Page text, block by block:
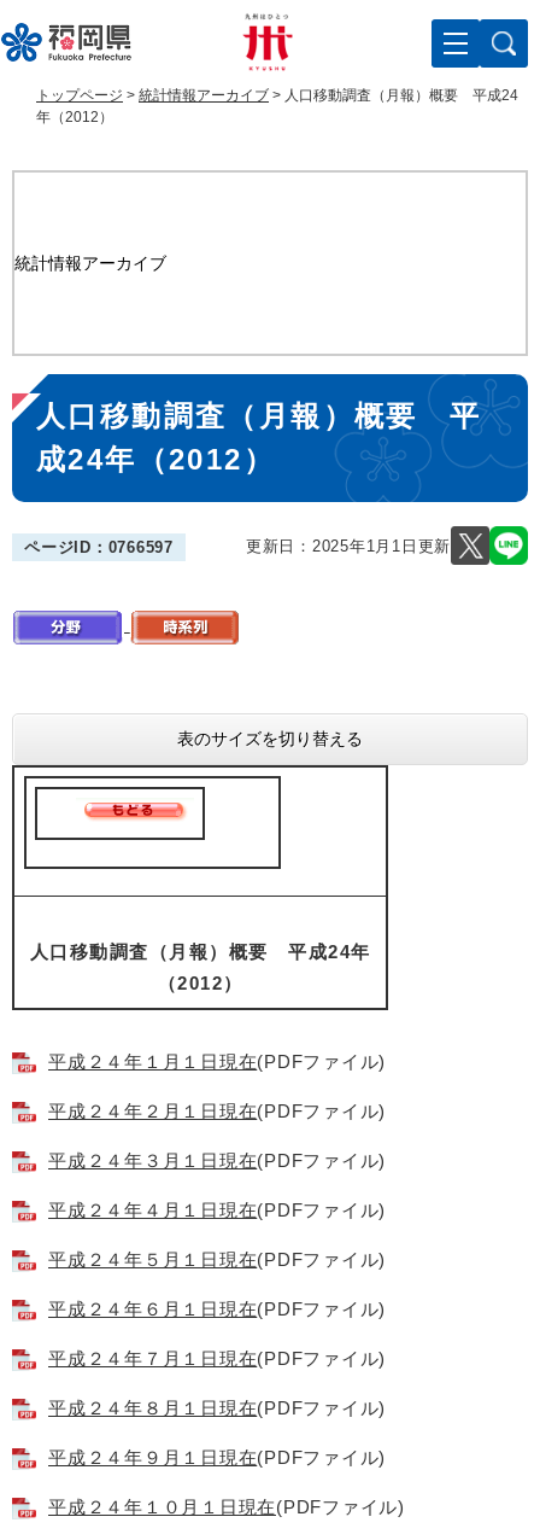
ー
ジ
ニ
ュ
文
トップページ > 統計情報アーカイブ > 人口移動調査（月報）概要 平成24
年（2012）
統計情報アーカイブ
本
文
人口移動調査（月報）概要 平
成24年（2012）
ページID：0766597 更新日：2025年1月1日更新
表のサイズを切り替える
人口移動調査（月報）概要 平成24年
（2012）
平成２４年１月１日現在(PDFファイル)
平成２４年２月１日現在(PDFファイル)
平成２４年３月１日現在(PDFファイル)
平成２４年４月１日現在(PDFファイル)
平成２４年５月１日現在(PDFファイル)
平成２４年６月１日現在(PDFファイル)
平成２４年７月１日現在(PDFファイル)
平成２４年８月１日現在(PDFファイル)
平成２４年９月１日現在(PDFファイル)
平成２４年１０月１日現在(PDFファイル)